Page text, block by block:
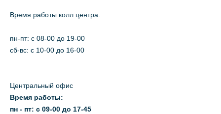
Время работы колл центра:
пн-пт: c 08-00 до 19-00
сб-вс: с 10-00 до 16-00
Центральный офис
Время работы:
пн - пт: с 09-00 до 17-45